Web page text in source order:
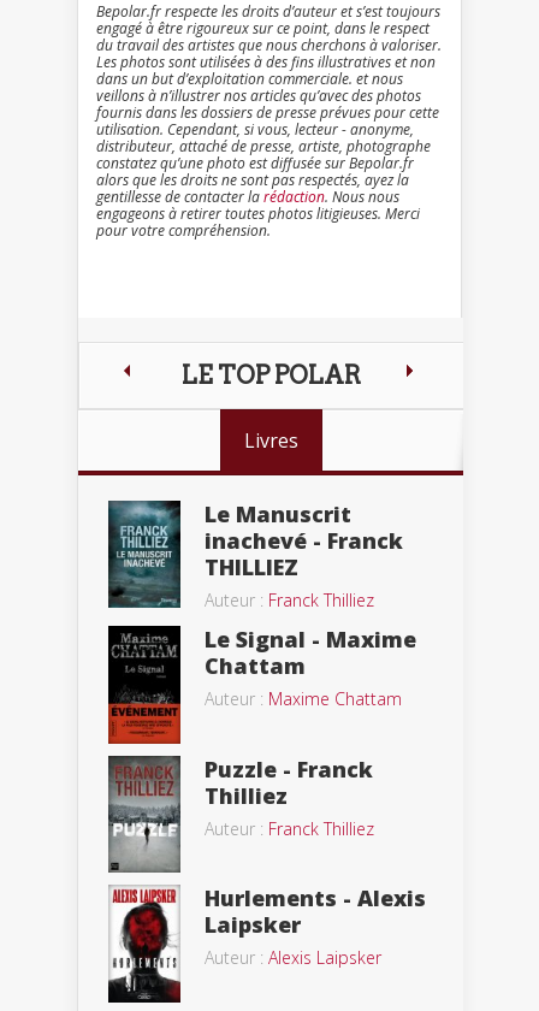
Bepolar.fr respecte les droits d’auteur et s’est toujours
engagé à être rigoureux sur ce point, dans le respect
du travail des artistes que nous cherchons à valoriser.
Les photos sont utilisées à des fins illustratives et non
dans un but d’exploitation commerciale. et nous
veillons à n’illustrer nos articles qu’avec des photos
fournis dans les dossiers de presse prévues pour cette
utilisation. Cependant, si vous, lecteur - anonyme,
distributeur, attaché de presse, artiste, photographe
constatez qu’une photo est diffusée sur Bepolar.fr
alors que les droits ne sont pas respectés, ayez la
gentillesse de contacter larédaction. Nous nous
engageons à retirer toutes photos litigieuses. Merci
pour votre compréhension.
LE TOP POLAR
Livres
Le Manuscrit
inachevé - Franck
THILLIEZ
Auteur : Franck Thilliez
Le Signal - Maxime
Chattam
Auteur : Maxime Chattam
Puzzle - Franck
Thilliez
Auteur : Franck Thilliez
Hurlements - Alexis
Laipsker
Auteur : Alexis Laipsker